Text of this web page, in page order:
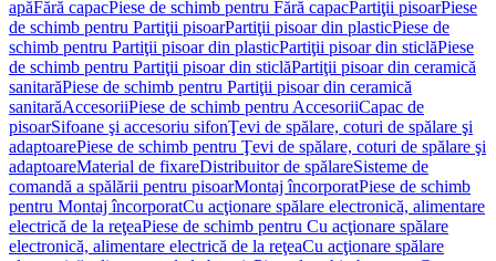
apăFără capacPiese de schimb pentru Fără capacPartiţii pisoarPiese
de schimb pentru Partiţii pisoarPartiţii pisoar din plasticPiese de
schimb pentru Partiţii pisoar din plasticPartiţii pisoar din sticlăPiese
de schimb pentru Partiţii pisoar din sticlăPartiţii pisoar din ceramică
sanitarăPiese de schimb pentru Partiţii pisoar din ceramică
sanitarăAccesoriiPiese de schimb pentru AccesoriiCapac de
pisoarSifoane şi accesoriu sifonŢevi de spălare, coturi de spălare şi
adaptoarePiese de schimb pentru Ţevi de spălare, coturi de spălare şi
adaptoareMaterial de fixareDistribuitor de spălareSisteme de
comandă a spălării pentru pisoarMontaj încorporatPiese de schimb
pentru Montaj încorporatCu acţionare spălare electronică, alimentare
electrică de la reţeaPiese de schimb pentru Cu acţionare spălare
electronică, alimentare electrică de la reţeaCu acţionare spălare